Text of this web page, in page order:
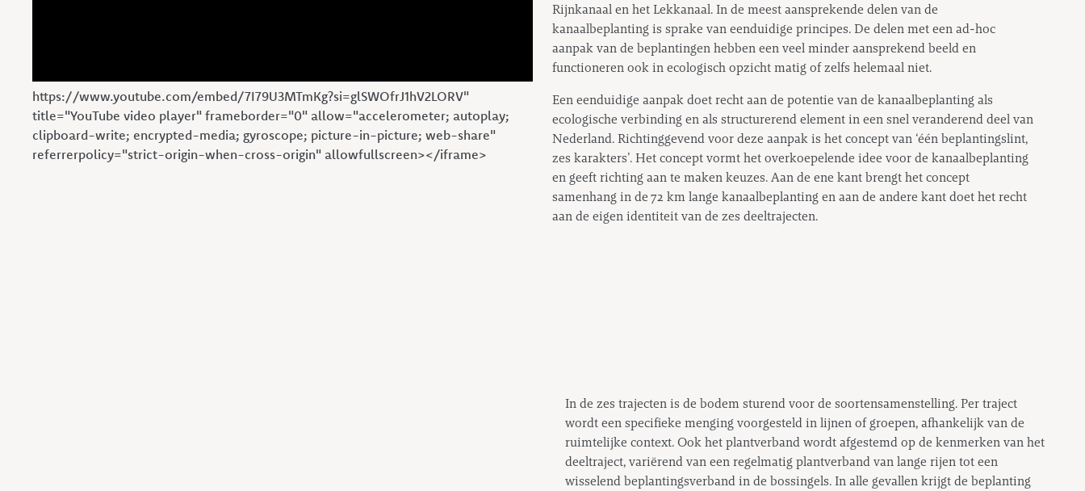
https://www.youtube.com/embed/7I79U3MTmKg?si=glSWOfrJ1hV2LORV"
title="YouTube video player" frameborder="0" allow="accelerometer; autoplay;
clipboard-write; encrypted-media; gyroscope; picture-in-picture; web-share"
referrerpolicy="strict-origin-when-cross-origin" allowfullscreen></iframe>
Rijnkanaal en het Lekkanaal. In de meest aansprekende delen van de
kanaalbeplanting is sprake van eenduidige principes. De delen met een ad-hoc
aanpak van de beplantingen hebben een veel minder aansprekend beeld en
functioneren ook in ecologisch opzicht matig of zelfs helemaal niet.
Een eenduidige aanpak doet recht aan de potentie van de kanaalbeplanting als
ecologische verbinding en als structurerend element in een snel veranderend deel van
Nederland. Richtinggevend voor deze aanpak is het concept van ‘één beplantingslint,
zes karakters’. Het concept vormt het overkoepelende idee voor de kanaalbeplanting
en geeft richting aan te maken keuzes. Aan de ene kant brengt het concept
samenhang in de 72 km lange kanaalbeplanting en aan de andere kant doet het recht
aan de eigen identiteit van de zes deeltrajecten.
In de zes trajecten is de bodem sturend voor de soortensamenstelling. Per traject
wordt een specifieke menging voorgesteld in lijnen of groepen, afhankelijk van de
ruimtelijke context. Ook het plantverband wordt afgestemd op de kenmerken van het
deeltraject, variërend van een regelmatig plantverband van lange rijen tot een
wisselend beplantingsverband in de bossingels. In alle gevallen krijgt de beplanting